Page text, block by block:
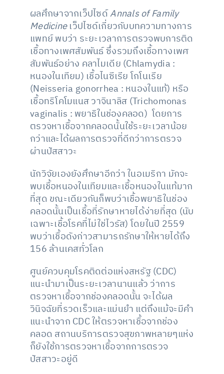
ผลศึกษาจากเว็ปไซด์Annals of Family
Medicineเว็ปไซด์เกี่ยวกับบทความทางการ
แพทย์ พบว่า ระยะเวลาการตรวจพบการติด
เชื้อทางเพศสัมพันธ์ ซึ่งรวมถึงเชื้อทางเพศ
สัมพันธ์อย่าง คลาไมเดีย (Chlamydia :
หนองในเทียม) เชื้อไนซีเรีย โกโนเรีย
(Neisseria gonorrhea : หนองในแท้) หรือ
เชื้อทริโคโมแนส วาจินาลิส (Trichomonas
vaginalis : พยาธิในช่องคลอด) โดยการ
ตรวจหาเชื้อจากคลอดนั้นใช้ระยะเวลาน้อย
กว่าและได้ผลการตรวจที่ดีกว่าการตรวจ
ผ่านปัสสาวะ
นักวิจัยเองยังศึกษาอีกว่า ในอเมริกา มักจะ
พบเชื้อหนองในเทียมและเชื้อหนองในแท้มาก
ที่สุด ขณะเดียวกันก็พบว่าเชื้อพยาธิในช่อง
คลอดนั้นเป็นเชื้อที่รักษาหายได้ง่ายที่สุด (นับ
เฉพาะเชื้อโรคที่ไม่ใช่ไวรัส) โดยในปี 2559
พบว่าเชื้อดังก่าวสามารถรักษาให้หายได้ถึง
156 ล้านเคสทั่วโลก
ศูนย์ควบคุมโรคติดต่อแห่งสหรัฐ (CDC)
แนะนำมาเป็นระยะเวลานานแล้ว ว่าการ
ตรวจหาเชื้อจากช่องคลอดนั้น จะได้ผล
วินิจฉัยที่รวดเร็วและแม่นยำ แต่ถึงแม้จะมีคำ
แนะนำจาก CDC ให้ตรวจหาเชื้อจากช่อง
คลอด สถานบริการตรวจสุขภาพหลายๆแห่ง
ก็ยังใช้การตรวจหาเชื้อจากการตรวจ
ปัสสาวะอยู่ดี